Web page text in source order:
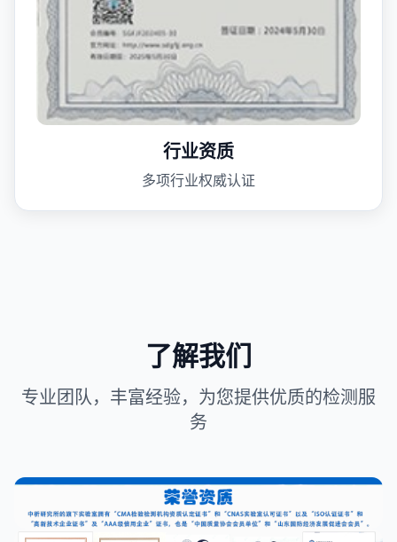
行业资质
多项行业权威认证
了解我们
专业团队，丰富经验，为您提供优质的检测服
务